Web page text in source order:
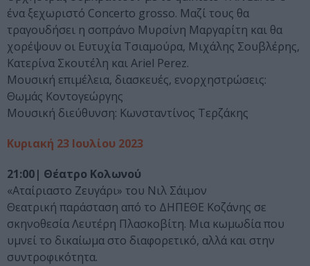
ένα ξεχωριστό Concerto grosso. Μαζί τους θα
τραγουδήσει η σοπράνο Μυρσίνη Μαργαρίτη και θα
χορέψουν οι Ευτυχία Τσιαμούρα, Μιχάλης Σουβλέρης,
Κατερίνα Σκουτέλη και Ariel Perez.
Μουσική επιμέλεια, διασκευές, ενορχηστρώσεις:
Θωμάς Κοντογεώργης
Μουσική διεύθυνση: Κωνσταντίνος Τερζάκης
Κυριακή 23 Ιουλίου 2023
21:00| Θέατρο Κολωνού
«Αταίριαστο Ζευγάρι» του Νιλ Σάιμον
Θεατρική παράσταση από το ΔΗΠΕΘΕ Κοζάνης σε
σκηνοθεσία Λευτέρη Πλασκοβίτη. Μια κωμωδία που
υμνεί το δικαίωμα στο διαφορετικό, αλλά και στην
συντροφικότητα.